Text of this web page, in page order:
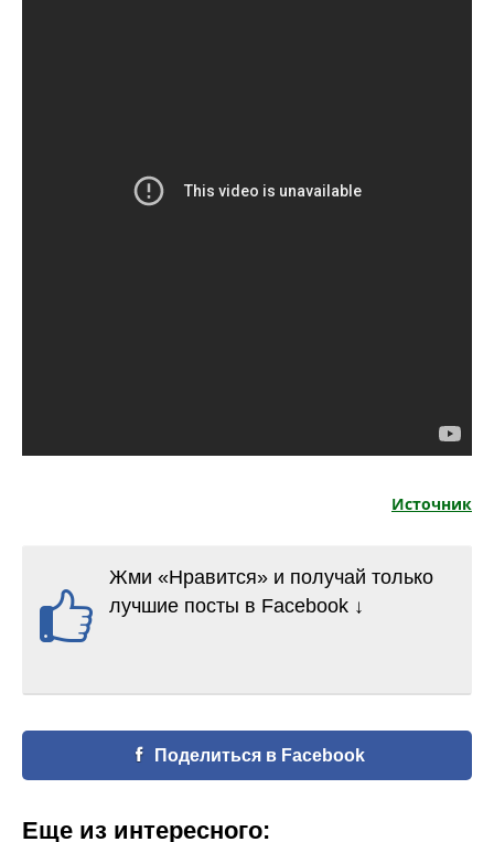
Источник
Жми «Нравится» и получай только
лучшие посты в Facebook ↓
Поделиться в Facebook
Еще из интересного: